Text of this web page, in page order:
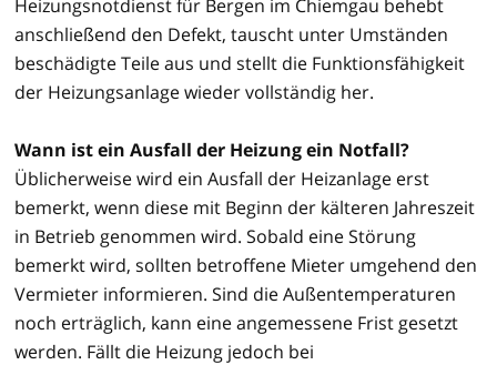
Heizungsnotdienst für Bergen im Chiemgau behebt
anschließend den Defekt, tauscht unter Umständen
beschädigte Teile aus und stellt die Funktionsfähigkeit
der Heizungsanlage wieder vollständig her.
Wann ist ein Ausfall der Heizung ein Notfall?
Üblicherweise wird ein Ausfall der Heizanlage erst
bemerkt, wenn diese mit Beginn der kälteren Jahreszeit
in Betrieb genommen wird. Sobald eine Störung
bemerkt wird, sollten betroffene Mieter umgehend den
Vermieter informieren. Sind die Außentemperaturen
noch erträglich, kann eine angemessene Frist gesetzt
werden. Fällt die Heizung jedoch bei